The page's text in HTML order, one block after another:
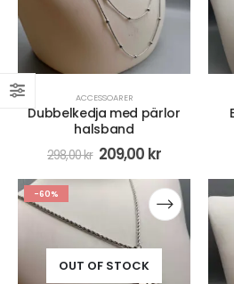
ACCESSOARER
Dubbelkedja med pärlor
halsband
298,00kr 209,00 kr
-60%
OUT OF STOCK